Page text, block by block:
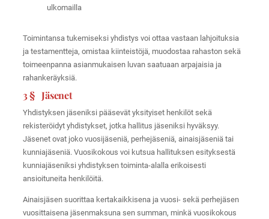
ulkomailla
Toimintansa tukemiseksi yhdistys voi ottaa vastaan lahjoituksia
ja testamentteja, omistaa kiinteistöjä, muodostaa rahaston sekä
toimeenpanna asianmukaisen luvan saatuaan arpajaisia ja
rahankeräyksiä.
3 § Jäsenet
Yhdistyksen jäseniksi pääsevät yksityiset henkilöt sekä
rekisteröidyt yhdistykset, jotka hallitus jäseniksi hyväksyy.
Jäsenet ovat joko vuosijäseniä, perhejäseniä, ainaisjäseniä tai
kunniajäseniä. Vuosikokous voi kutsua hallituksen esityksestä
kunniajäseniksi yhdistyksen toiminta-alalla erikoisesti
ansioituneita henkilöitä.
Ainaisjäsen suorittaa kertakaikkisena ja vuosi- sekä perhejäsen
vuosittaisena jäsenmaksuna sen summan, minkä vuosikokous